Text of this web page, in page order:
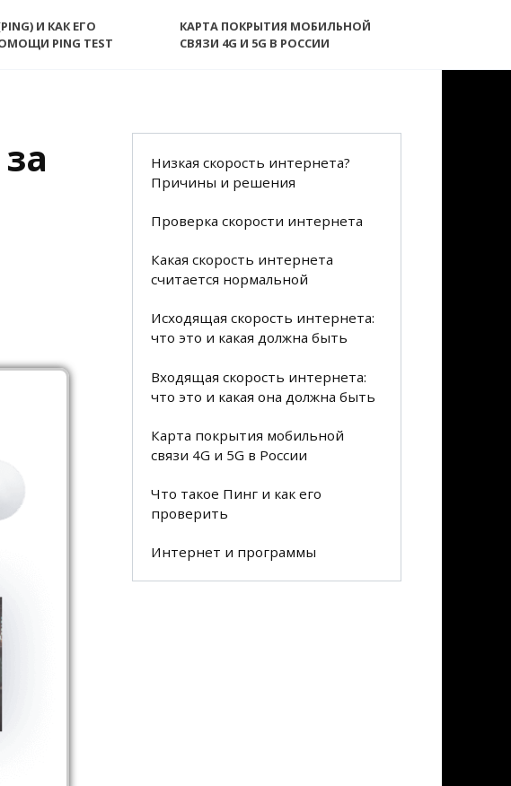
И КАК ЕГО
PING TEST
КАРТА ПОКРЫТИЯ МОБИЛЬНОЙ
СВЯЗИ 4G И 5G В РОССИИ
Низкая скорость интернета?
Причины и решения
Проверка скорости интернета
Какая скорость интернета
считается нормальной
Исходящая скорость интернета:
что это и какая должна быть
Входящая скорость интернета:
что это и какая она должна быть
Карта покрытия мобильной
связи 4G и 5G в России
Что такое Пинг и как его
проверить
Интернет и программы